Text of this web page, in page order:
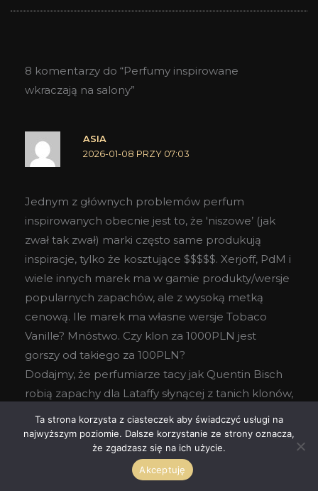
8 komentarzy do “Perfumy inspirowane
wkraczają na salony”
ASIA
2026-01-08 PRZY 07:03
Jednym z głównych problemów perfum
inspirowanych obecnie jest to, że 'niszowe’ (jak
zwał tak zwał) marki często same produkują
inspiracje, tylko że kosztujące $$$$$. Xerjoff, PdM i
wiele innych marek ma w gamie produkty/wersje
popularnych zapachów, ale z wysoką metką
cenową. Ile marek ma własne wersje Tobaco
Vanille? Mnóstwo. Czy klon za 1000PLN jest
gorszy od takiego za 100PLN?
Dodajmy, że perfumiarze tacy jak Quentin Bisch
robią zapachy dla Lataffy słynącej z tanich klonów,
zachęcając jeszcze więcej osób do korzystania.
Czy np fantastyczny Meharees był klonem, czy po
prostu podobnych zapachem do Musc
Ta strona korzysta z ciasteczek aby świadczyć usługi na
najwyższym poziomie. Dalsze korzystanie ze strony oznacza,
że zgadzasz się na ich użycie.
Akceptuję